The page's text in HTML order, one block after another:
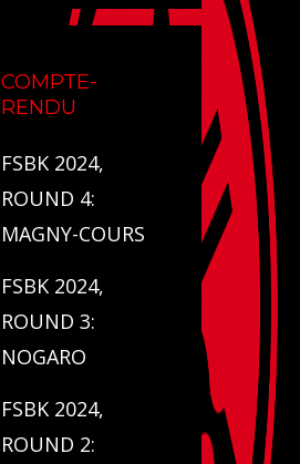
COMPTE-
RENDU
FSBK 2024,
ROUND 4:
MAGNY-COURS
FSBK 2024,
ROUND 3:
NOGARO
FSBK 2024,
ROUND 2: